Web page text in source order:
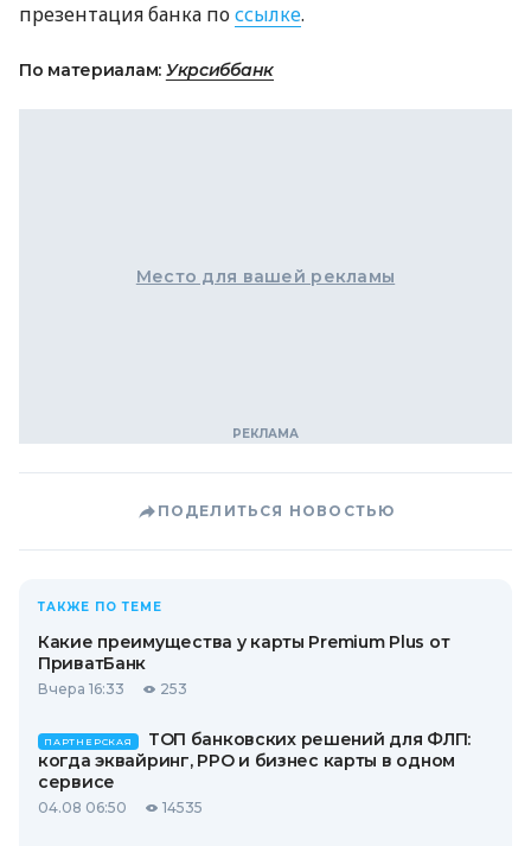
презентация банка поссылке.
По материалам: Укрсиббанк
Место для вашей рекламы
ПОДЕЛИТЬСЯ НОВОСТЬЮ
ТАКЖЕ ПО ТЕМЕ
Какие преимущества у карты Premium Plus от
ПриватБанк
Вчера 16:33 253
ПАРТНЕРСКАЯ
ТОП банковских решений для ФЛП:
когда эквайринг, РРО и бизнес карты в одном
сервисе
04.08 06:50 14535